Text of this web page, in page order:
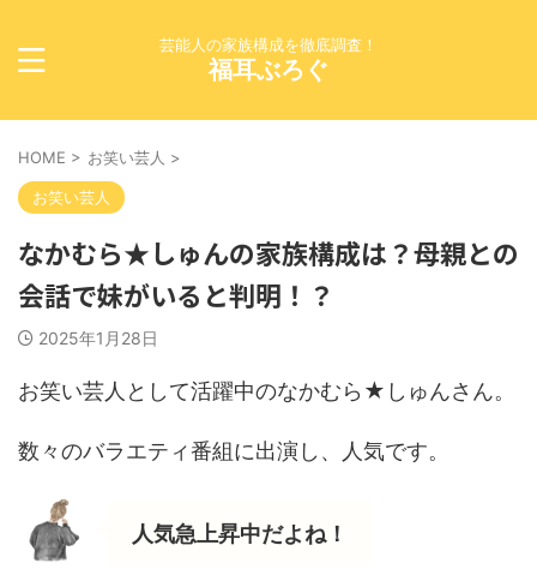
芸能人の家族構成を徹底調査！
福耳ぶろぐ
HOME > お笑い芸人 >
お笑い芸人
なかむら★しゅんの家族構成は？母親との
会話で妹がいると判明！？
2025年1月28日
お笑い芸人として活躍中のなかむら★しゅんさん。
数々のバラエティ番組に出演し、人気です。
人気急上昇中だよね！